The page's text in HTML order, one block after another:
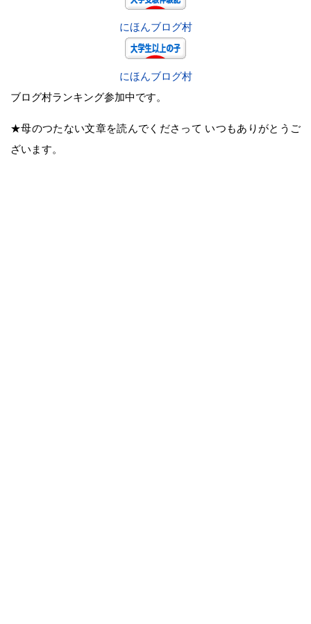
にほんブログ村
にほんブログ村
ブログ村ランキング参加中です。
★母のつたない文章を読んでくださって いつもありがとうご
ざいます。